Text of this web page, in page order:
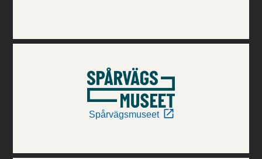
Spårvägsmuseet